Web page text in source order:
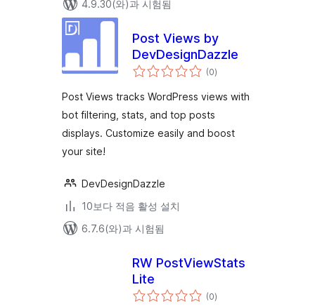
4.9.30(와)과 시험됨
Post Views by
DevDesignDazzle
(0전
체
점
)
Post Views tracks WordPress views with
bot filtering, stats, and top posts
displays. Customize easily and boost
your site!
DevDesignDazzle
10보다 적음 활성 설치
6.7.6(와)과 시험됨
RW PostViewStats
Lite
(0전
체)